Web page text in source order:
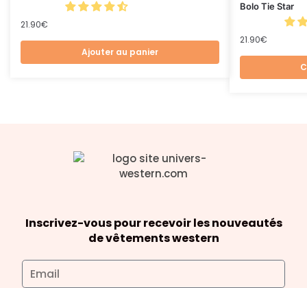
21.90€
Ajouter au panier
Bolo Tie Star
21.90€
Inscrivez-vous pour recevoir les nouveautés
de vêtements western